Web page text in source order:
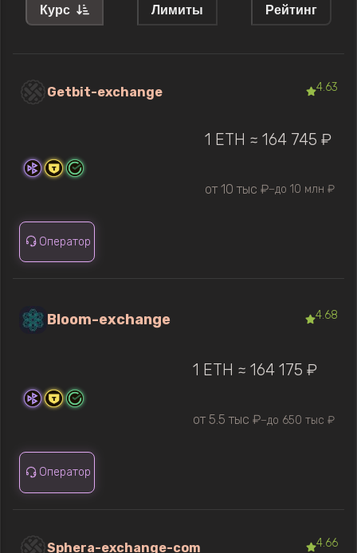
Курс Лимиты Рейтинг
Getbit-exchange 4.63
1 ETH ≈ 164 745 ₽
от 10 тыс ₽—до 10 млн ₽
Оператор
Bloom-exchange 4.68
1 ETH ≈ 164 175 ₽
от 5.5 тыс ₽—до 650 тыс ₽
Оператор
Sphera-exchange-com 4.66